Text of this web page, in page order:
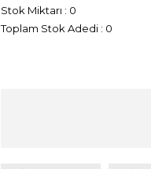
Stok Miktarı : 0
Toplam Stok Adedi : 0